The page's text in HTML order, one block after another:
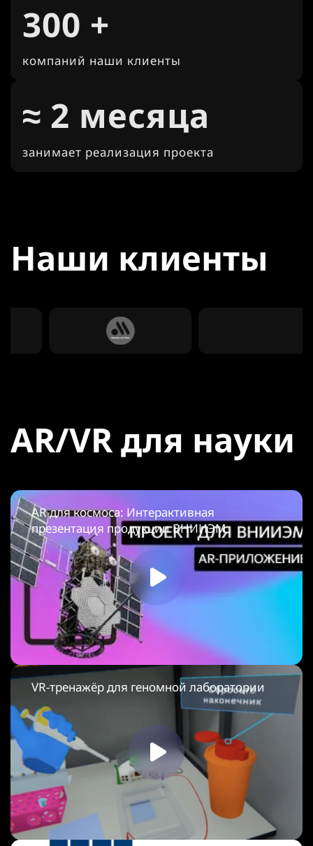
300 +
компаний наши клиенты
≈ 2 месяца
занимает реализация проекта
Наши клиенты
AR/VR для науки
AR для космоса: Интерактивная
презентация продукции ВНИИЭМ
VR-тренажёр для геномной лаборатории